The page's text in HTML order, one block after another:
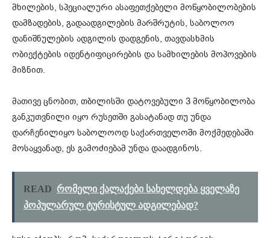
მხილების, სპეციალური ასაფეთქებელი მოწყობილობების
დამზადების, გადაადგილების მარშრუტის, საბოლოო
დანიშნულების ადგილის დადგენის, თავდასხმის
ობიექტების იდენტიფიცირების და სამხილების მოპოვების
მიზნით.
მათივე ცნობით, თბილისში დატოვებული 3 მოწყობილობა
განკუთვნილი იყო რუსეთში გასატანად თუ უნდა
დარჩენილიყო საბოლოოდ საქართველოში მოქმედებაში
მოსაყვანად, ეს გამოძიებამ უნდა დაადგინოს.
READ რომელი ქალაქები სახელდება ყველაზე
პოპულარულ ტურისტულ ადგილებად?